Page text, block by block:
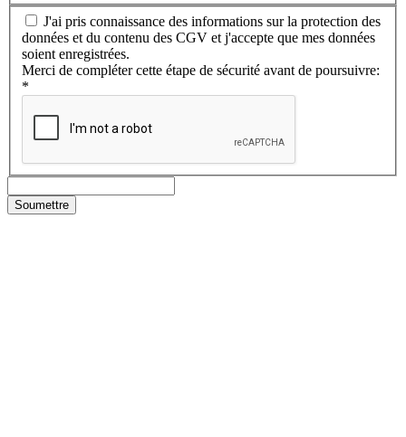
J'ai pris connaissance des informations sur la protection des
données et du contenu des CGV et j'accepte que mes données
soient enregistrées.
Merci de compléter cette étape de sécurité avant de poursuivre:
*